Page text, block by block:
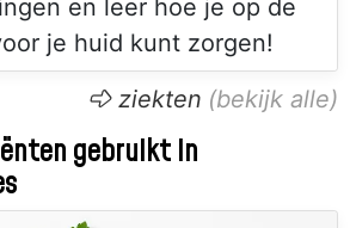
en leer hoe je op de
je huid kunt zorgen!
ziekten
gebruikt in